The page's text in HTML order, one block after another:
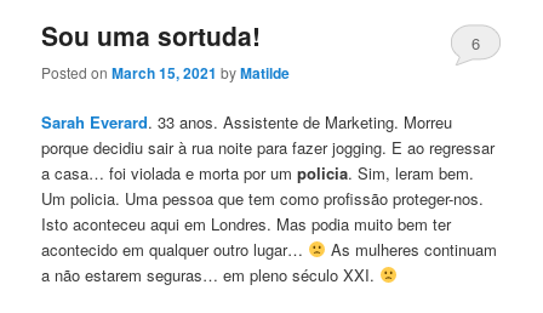
Sou uma sortuda!
Posted onMarch 15, 2021 byMatilde
6
Sarah Everard. 33 anos. Assistente de Marketing. Morreu
porque decidiu sair à rua noite para fazer jogging. E ao regressar
a casa… foi violada e morta por umpolicia. Sim, leram bem.
Um policia. Uma pessoa que tem como profissão proteger-nos.
Isto aconteceu aqui em Londres. Mas podia muito bem ter
acontecido em qualquer outro lugar…
As mulheres continuam
a não estarem seguras… em pleno século XXI.